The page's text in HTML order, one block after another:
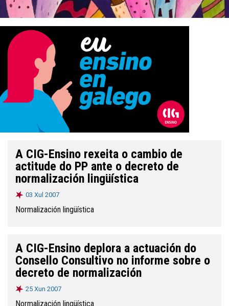
A CIG-Ensino rexeita o cambio de
actitude do PP ante o decreto de
normalización lingüística
03 Xul 2007
Normalización lingüística
A CIG-Ensino deplora a actuación do
Consello Consultivo no informe sobre o
decreto de normalización
25 Xun 2007
Normalización lingüística